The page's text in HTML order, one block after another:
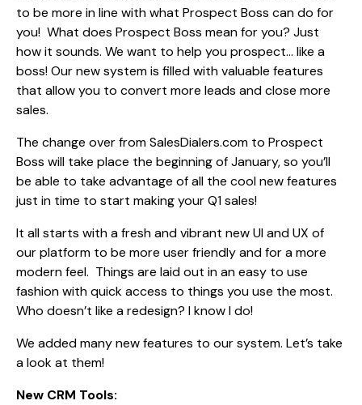
to be more in line with what Prospect Boss can do for
you! What does Prospect Boss mean for you? Just
how it sounds. We want to help you prospect… like a
boss! Our new system is filled with valuable features
that allow you to convert more leads and close more
sales.
The change over from SalesDialers.com to Prospect
Boss will take place the beginning of January, so you’ll
be able to take advantage of all the cool new features
just in time to start making your Q1 sales!
It all starts with a fresh and vibrant new UI and UX of
our platform to be more user friendly and for a more
modern feel. Things are laid out in an easy to use
fashion with quick access to things you use the most.
Who doesn’t like a redesign? I know I do!
We added many new features to our system. Let’s take
a look at them!
New CRM Tools: